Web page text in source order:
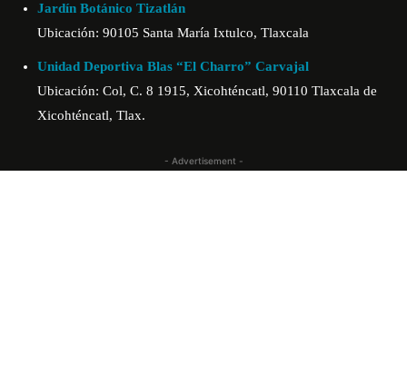
Jardín Botánico Tizatlán
Ubicación: 90105 Santa María Ixtulco, Tlaxcala
Unidad Deportiva Blas “El Charro” Carvajal
Ubicación: Col, C. 8 1915, Xicohténcatl, 90110 Tlaxcala de
Xicohténcatl, Tlax.
- Advertisement -